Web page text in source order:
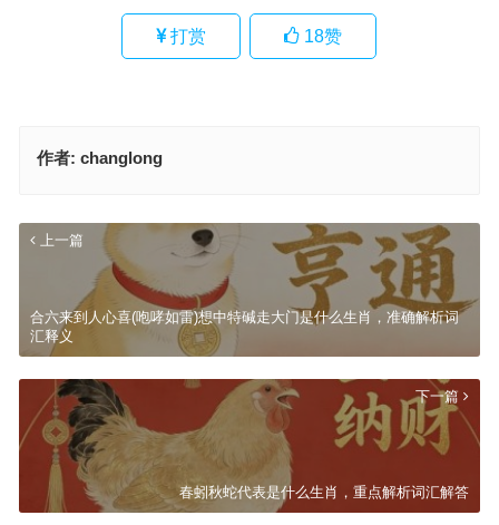
打赏 18赞
作者: changlong
上一篇
合六来到人心喜(咆哮如雷)想中特碱走大门是什么生肖，准确解析词
汇释义
下一篇
春蚓秋蛇代表是什么生肖，重点解析词汇解答